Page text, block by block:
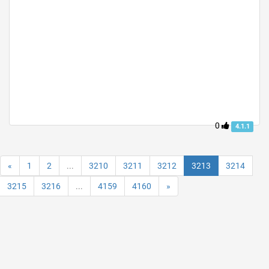
0 4.1.1
« 1 2 ... 3210 3211 3212 3213 3214
3215 3216 ... 4159 4160 »